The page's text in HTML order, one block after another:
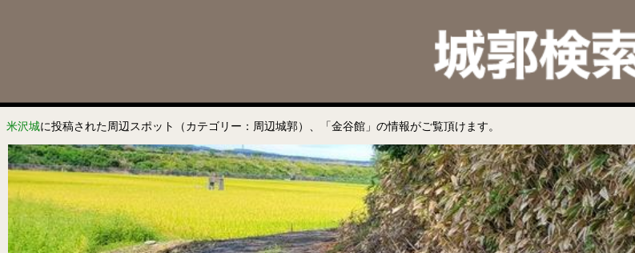
米沢城に投稿された周辺スポット（カテゴリー：周辺城郭）、「金谷館」の情報がご覧頂けます。